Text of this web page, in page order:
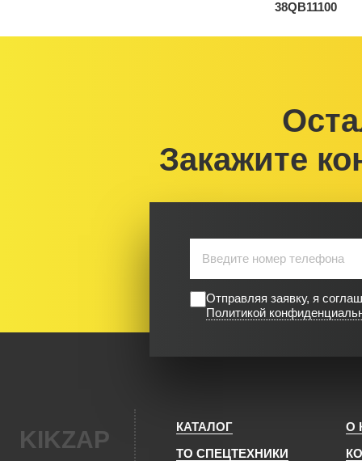
Закажите
Отправляя заявку, я
Политикой
KIKZAP КАТАЛОГ
О
ТО СПЕЦТЕХНИКИ